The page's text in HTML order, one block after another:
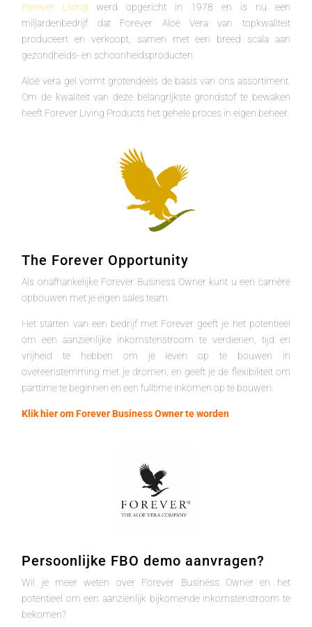
Forever Living werd opgericht in 1978 en is nu een
miljardenbedrijf dat Forever Aloë Vera van topkwaliteit
produceert en verkoopt, samen met een breed scala aan
gezondheids- en schoonheidsproducten.
Aloë vera gel vormt grotendeels de basis van ons assortiment.
Om de kwaliteit van deze belangrijkste grondstof te bewaken
heeft Forever Living Products het gehele proces in eigen beheer.
The Forever Opportunity
Als onafhankelijke Forever Business Owner kunt u een carrière
opbouwen met je eigen sales team.
Het starten van een bedrijf met Forever geeft je het potentieel
om een aanzienlijke inkomstenstroom te verdienen, tijd en
vrijheid te hebben om je leven op te bouwen in
overeenstemming met je dromen, en geeft je de flexibiliteit om
parttime te beginnen en een fulltime inkomen op te bouwen.
Klik hier om Forever Business Owner te worden
Persoonlijke FBO demo aanvragen?
Wil je meer weten over Forever Business Owner en het
potentieel om een aanzienlijk bijkomende inkomstenstroom te
bekomen?